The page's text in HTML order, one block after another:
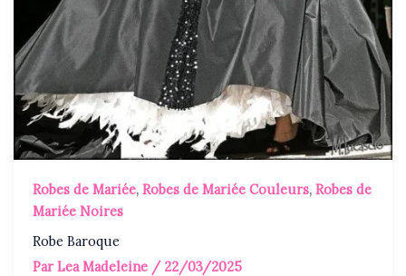
Robes de Mariée,Robes de Mariée Couleurs,Robes de
Mariée Noires
Robe Baroque
ParLea Madeleine / 22/03/2025